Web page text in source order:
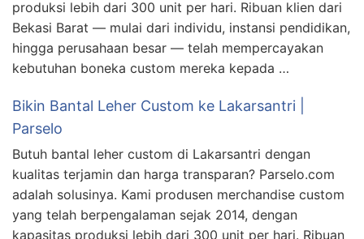
produksi lebih dari 300 unit per hari. Ribuan klien dari
Bekasi Barat — mulai dari individu, instansi pendidikan,
hingga perusahaan besar — telah mempercayakan
kebutuhan boneka custom mereka kepada …
Bikin Bantal Leher Custom ke Lakarsantri |
Parselo
Butuh bantal leher custom di Lakarsantri dengan
kualitas terjamin dan harga transparan? Parselo.com
adalah solusinya. Kami produsen merchandise custom
yang telah berpengalaman sejak 2014, dengan
kapasitas produksi lebih dari 300 unit per hari. Ribuan